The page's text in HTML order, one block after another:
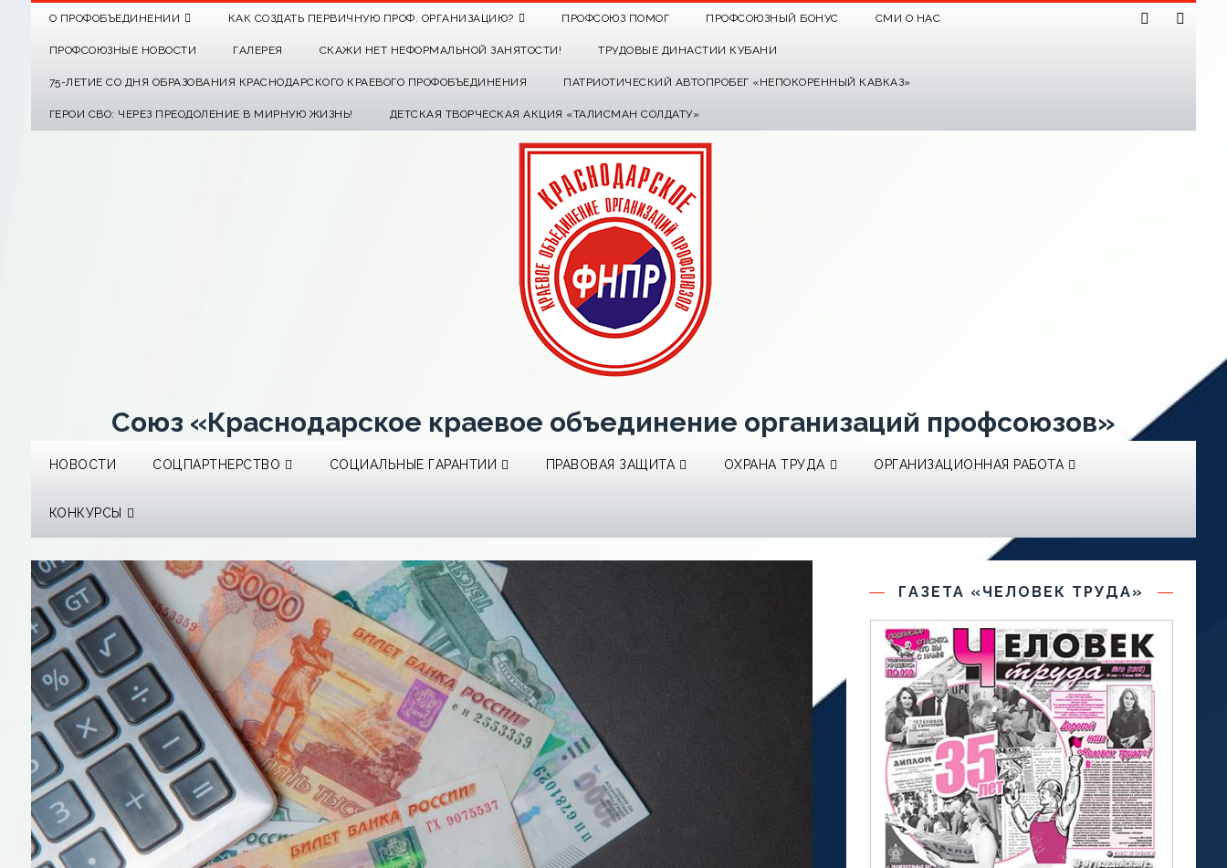
О ПРОФОБЪЕДИНЕНИИ КАК СОЗДАТЬ ПЕРВИЧНУЮ ПРОФ. ОРГАНИЗАЦИЮ? ПРОФСОЮЗ ПОМОГ ПРОФСОЮЗНЫЙ БОНУС СМИ О НАС
ПРОФСОЮЗНЫЕ НОВОСТИ ГАЛЕРЕЯ СКАЖИ НЕТ НЕФОРМАЛЬНОЙ ЗАНЯТОСТИ! ТРУДОВЫЕ ДИНАСТИИ КУБАНИ
75-ЛЕТИЕ СО ДНЯ ОБРАЗОВАНИЯ КРАСНОДАРСКОГО КРАЕВОГО ПРОФОБЪЕДИНЕНИЯ ПАТРИОТИЧЕСКИЙ АВТОПРОБЕГ «НЕПОКОРЕННЫЙ КАВКАЗ»
ГЕРОИ СВО: ЧЕРЕЗ ПРЕОДОЛЕНИЕ В МИРНУЮ ЖИЗНЬ! ДЕТСКАЯ ТВОРЧЕСКАЯ АКЦИЯ «ТАЛИСМАН СОЛДАТУ»
Союз «Краснодарское краевое объединение организаций профсоюзов»
НОВОСТИ СОЦПАРТНЕРСТВО СОЦИАЛЬНЫЕ ГАРАНТИИ ПРАВОВАЯ ЗАЩИТА ОХРАНА ТРУДА ОРГАНИЗАЦИОННАЯ РАБОТА
КОНКУРСЫ
ГАЗЕТА «ЧЕЛОВЕК ТРУДА»